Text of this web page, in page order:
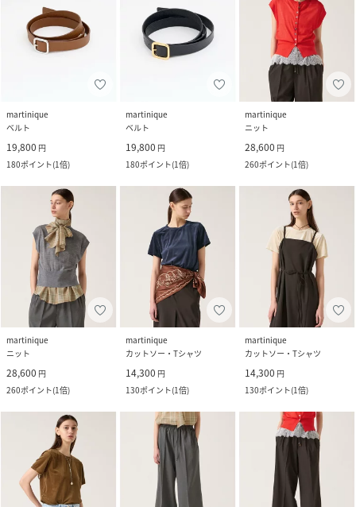
martinique
ベルト
19,800 円
180ポイント(1倍)
martinique
ベルト
19,800 円
180ポイント(1倍)
martinique
ニット
28,600 円
260ポイント(1倍)
martinique
ニット
28,600 円
260ポイント(1倍)
martinique
カットソー・Tシャツ
14,300 円
130ポイント(1倍)
martinique
カットソー・Tシャツ
14,300 円
130ポイント(1倍)